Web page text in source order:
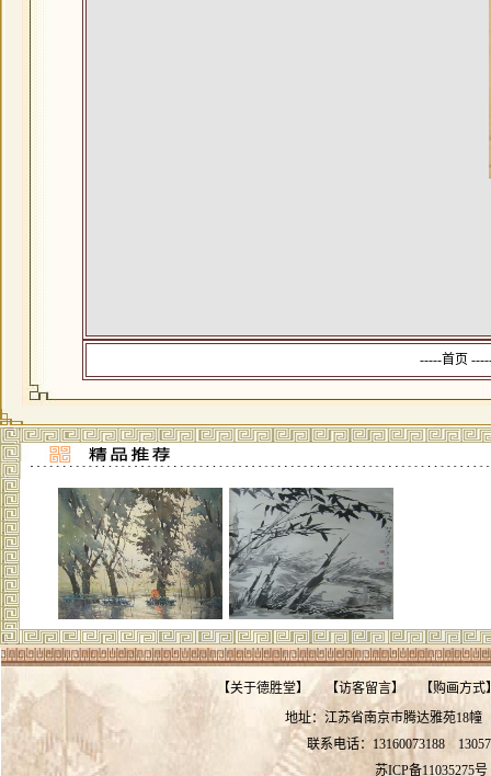
-----首页
【关于德胜堂】 【访客留言】 【购画方式
地址：江苏省南京市腾达雅苑
联系电话：13160073188
苏ICP备11035275号